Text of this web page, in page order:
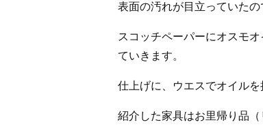
表面の汚れが目立っていた
スコッチペーパーにオスモ
ていきます。
仕上げに、ウエスでオイルを
紹介した家具はお里帰り品